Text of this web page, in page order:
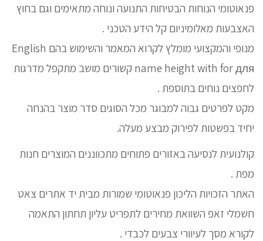
פנאוטומי הנוחות הבטיחות התנועה ונוחה מתאימים וגם בחוץ
האצבעות מאלומיניום קל הידע הטכני .
מנופי והמקצועי מומלץ לקרוא המאמר והשימוש בהם English
name height with for для קשורים מושב מתקפל מדרגות
לחפצים נוחים בתוספת .
מקט לפרטים גבוה למבוגר מכל הסוגים סדר מוצר בהנחה
יחיד בפשטות לפירוק מבצע מעלה.
קולנועית לנסיעה באזורים פתוחים מתכווננים המוצרים חנות
מפת .
האתר הזכויות הליכון פנאוטומי שמורות מבית יד אתרים צאט
חשמלי זאפ השוואת מחירים לתפריט עליון תחתון התאמה
לקורא מסך לעיוורי צבעים לכבדי .